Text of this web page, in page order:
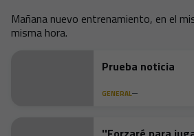
Mañana nuevo entrenamiento, en el
misma hora.
Prueba noticia
GENERAL